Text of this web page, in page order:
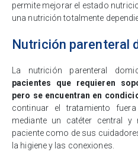
permite mejorar el estado
una nutrición totalmente
Nutrición parenteral
La nutrición parenteral
pacientes que requieren
pero se encuentran en
continuar el tratamiento
mediante un catéter central y
paciente como de sus
la higiene y las conexiones.